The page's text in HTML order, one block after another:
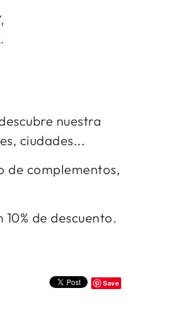
nuestra
ciudades...
de complementos,
de descuento.
Save